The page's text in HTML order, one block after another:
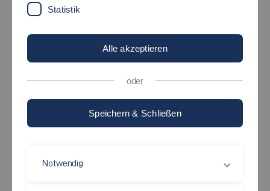
JOHANNES SCHMID
02.08.2023Maschinen und Systeme
Statistik
Alle akzeptieren
oder
Speichern & Schließen
Notwendig